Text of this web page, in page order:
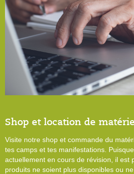
Shop et location de
Visite notre shop et commande du
tes camps et tes manifestations.
actuellement en cours de révision, il est
produits ne soient plus disponibles ou